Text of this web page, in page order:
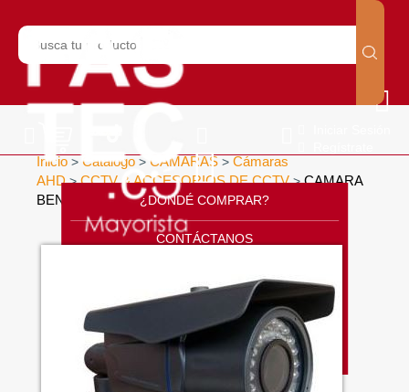
¿DONDÉ COMPRAR?
CONTÁCTANOS
CÁTALOGO
INICIO
Inicio > Catálogo > CÁMARAS > Cámaras
AHD>CCTV & ACCESORIOS DE CCTV>CAMARA
BENDER AHD>